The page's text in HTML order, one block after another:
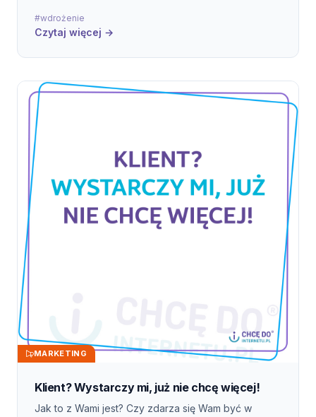
#wdrożenie
Czytaj więcej →
MARKETING
Klient? Wystarczy mi, już nie chcę więcej!
Jak to z Wami jest? Czy zdarza się Wam być w